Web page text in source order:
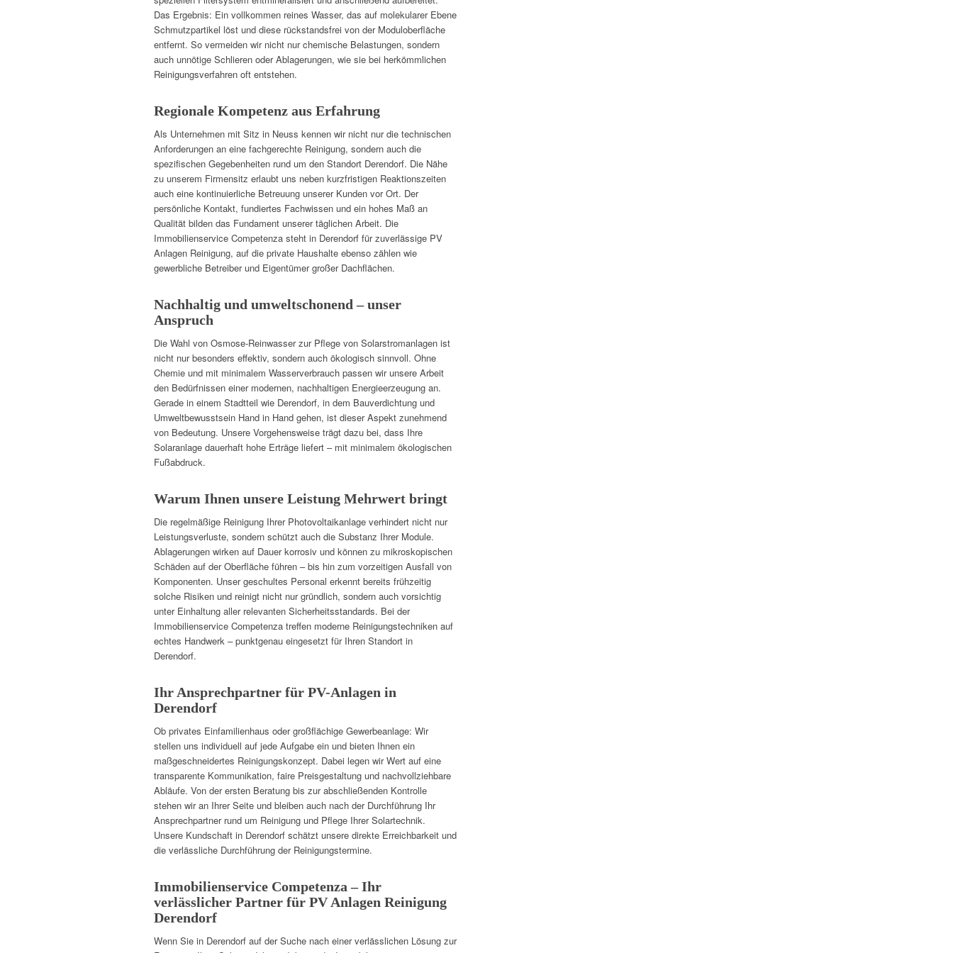
Das Ergebnis: Ein vollkommen reines Wasser, das auf molekularer Ebene
Schmutzpartikel löst und diese rückstandsfrei von der Moduloberfläche
entfernt. So vermeiden wir nicht nur chemische Belastungen, sondern
auch unnötige Schlieren oder Ablagerungen, wie sie bei herkömmlichen
Reinigungsverfahren oft entstehen.
Regionale Kompetenz aus Erfahrung
Als Unternehmen mit Sitz in Neuss kennen wir nicht nur die technischen
Anforderungen an eine fachgerechte Reinigung, sondern auch die
spezifischen Gegebenheiten rund um den Standort Derendorf. Die Nähe
zu unserem Firmensitz erlaubt uns neben kurzfristigen Reaktionszeiten
auch eine kontinuierliche Betreuung unserer Kunden vor Ort. Der
persönliche Kontakt, fundiertes Fachwissen und ein hohes Maß an
Qualität bilden das Fundament unserer täglichen Arbeit. Die
Immobilienservice Competenza steht in Derendorf für zuverlässige PV
Anlagen Reinigung, auf die private Haushalte ebenso zählen wie
gewerbliche Betreiber und Eigentümer großer Dachflächen.
Nachhaltig und umweltschonend – unser
Anspruch
Die Wahl von Osmose-Reinwasser zur Pflege von Solarstromanlagen ist
nicht nur besonders effektiv, sondern auch ökologisch sinnvoll. Ohne
Chemie und mit minimalem Wasserverbrauch passen wir unsere Arbeit
den Bedürfnissen einer modernen, nachhaltigen Energieerzeugung an.
Gerade in einem Stadtteil wie Derendorf, in dem Bauverdichtung und
Umweltbewusstsein Hand in Hand gehen, ist dieser Aspekt zunehmend
von Bedeutung. Unsere Vorgehensweise trägt dazu bei, dass Ihre
Solaranlage dauerhaft hohe Erträge liefert – mit minimalem ökologischen
Fußabdruck.
Warum Ihnen unsere Leistung Mehrwert bringt
Die regelmäßige Reinigung Ihrer Photovoltaikanlage verhindert nicht nur
Leistungsverluste, sondern schützt auch die Substanz Ihrer Module.
Ablagerungen wirken auf Dauer korrosiv und können zu mikroskopischen
Schäden auf der Oberfläche führen – bis hin zum vorzeitigen Ausfall von
Komponenten. Unser geschultes Personal erkennt bereits frühzeitig
solche Risiken und reinigt nicht nur gründlich, sondern auch vorsichtig
unter Einhaltung aller relevanten Sicherheitsstandards. Bei der
Immobilienservice Competenza treffen moderne Reinigungstechniken auf
echtes Handwerk – punktgenau eingesetzt für Ihren Standort in
Derendorf.
Ihr Ansprechpartner für PV-Anlagen in
Derendorf
Ob privates Einfamilienhaus oder großflächige Gewerbeanlage: Wir
stellen uns individuell auf jede Aufgabe ein und bieten Ihnen ein
maßgeschneidertes Reinigungskonzept. Dabei legen wir Wert auf eine
transparente Kommunikation, faire Preisgestaltung und nachvollziehbare
Abläufe. Von der ersten Beratung bis zur abschließenden Kontrolle
stehen wir an Ihrer Seite und bleiben auch nach der Durchführung Ihr
Ansprechpartner rund um Reinigung und Pflege Ihrer Solartechnik.
Unsere Kundschaft in Derendorf schätzt unsere direkte Erreichbarkeit und
die verlässliche Durchführung der Reinigungstermine.
Immobilienservice Competenza – Ihr
verlässlicher Partner für PV Anlagen Reinigung
Derendorf
Wenn Sie in Derendorf auf der Suche nach einer verlässlichen Lösung zur